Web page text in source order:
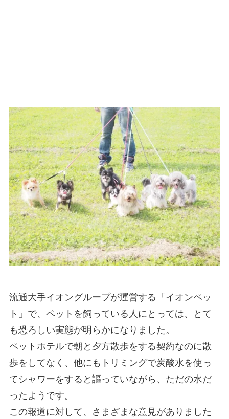
流通大手イオングループが運営する「イオンペッ
ト」で、ペットを飼っている人にとっては、とて
も恐ろしい実態が明らかになりました。
ペットホテルで朝と夕方散歩をする契約なのに散
歩をしてなく、他にもトリミングで炭酸水を使っ
てシャワーをすると謳っていながら、ただの水だ
ったようです。
この報道に対して、さまざまな意見がありました